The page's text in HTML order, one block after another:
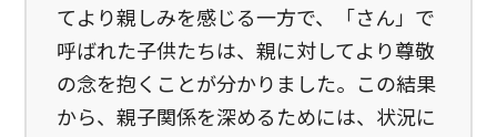
てより親しみを感じる一方で、「さん」で
呼ばれた子供たちは、親に対してより尊敬
の念を抱くことが分かりました。この結果
から、親子関係を深めるためには、状況に